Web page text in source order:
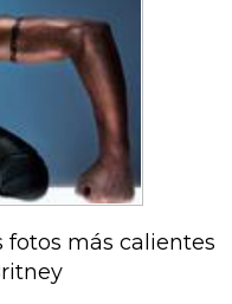
fotos más calientes